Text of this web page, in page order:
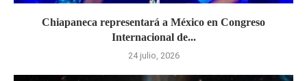
Chiapaneca representará a México en Congreso
Internacional de...
24 julio, 2026